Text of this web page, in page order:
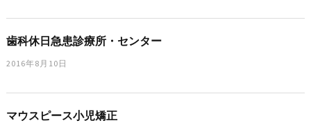
歯科休日急患診療所・センター
2016年8月10日
マウスピース小児矯正